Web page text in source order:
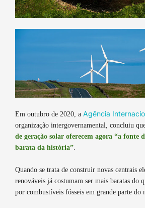
Em outubro de 2020, a Agência
organização intergovernamental, concluiu
de geração solar oferecem agora “a fonte
barata da história”.
Quando se trata de construir novas centrais
renováveis já costumam ser mais baratas do
por combustíveis fósseis em grande parte do